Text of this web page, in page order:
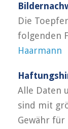
Die
folgenden
Haarmann
Alle Daten
sind mit
Gewähr für